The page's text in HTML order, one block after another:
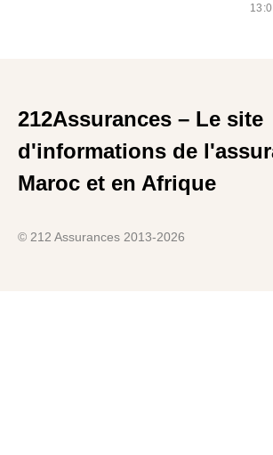
212Assurances – Le site
d'informations de
Maroc et en Afrique
© 212 Assurances 2013-2026